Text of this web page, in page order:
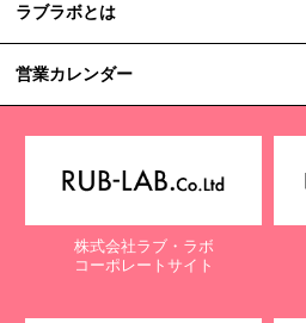
ラブラボとは
営業カレンダー
株式会社ラブ・ラボ
コーポレートサイト